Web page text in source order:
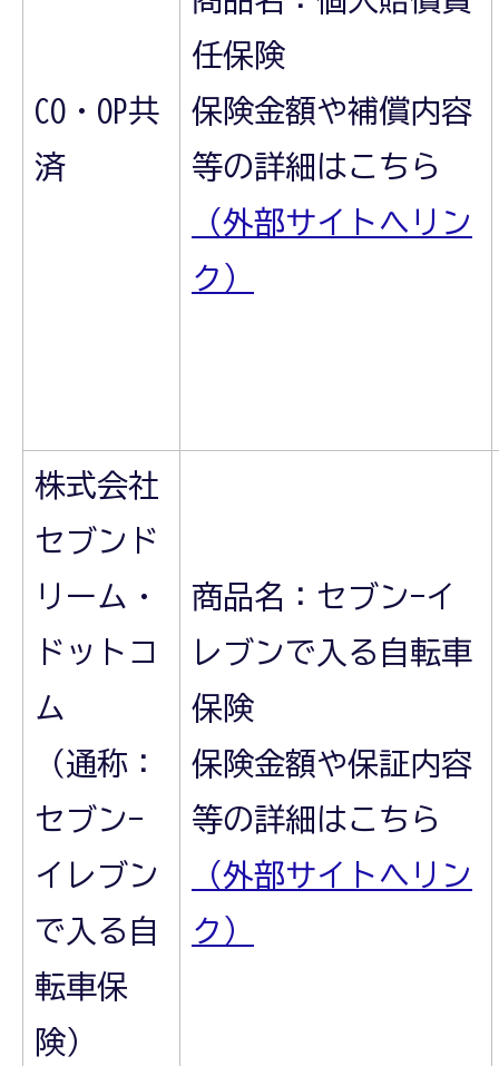
CO・OP共
済
任保険
保険金額や補償内容
等の詳細はこちら
（外部サイトへリン
ク）
株式会社
セブンド
リーム・
ドットコ
ム
（通称：
セブン-
イレブン
で入る自
転車保
険）
商品名：セブン-イ
レブンで入る自転車
保険
保険金額や保証内容
等の詳細はこちら
（外部サイトへリン
ク）